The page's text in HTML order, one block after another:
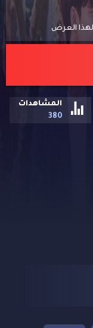
العرض
المشاهدات
380